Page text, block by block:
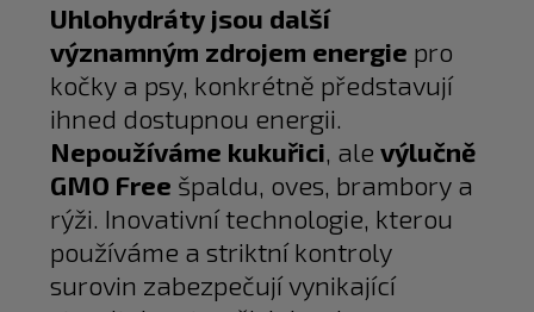
Uhlohydráty jsou další
významným zdrojem energie pro
kočky a psy, konkrétně představují
ihned dostupnou energii.
Nepoužíváme kukuřici , alevýlučně
GMO Free špaldu, oves, brambory a
rýži. Inovativní technologie, kterou
používáme a striktní kontroly
surovin zabezpečují vynikající